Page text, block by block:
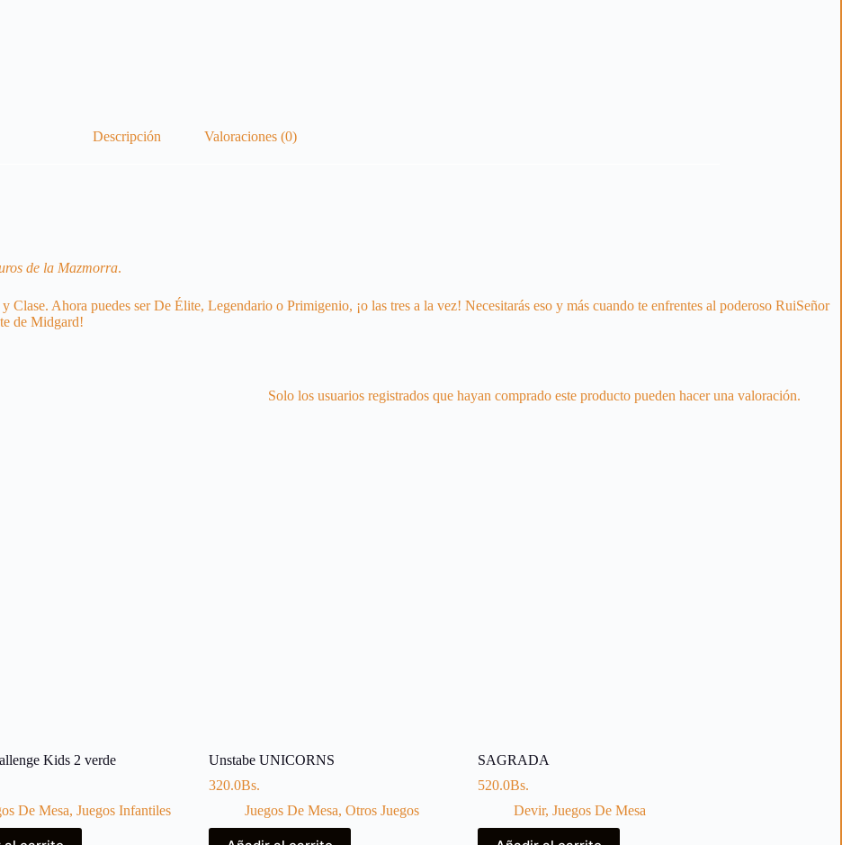
Descripción Valoraciones (0)
de la Mazmorra.
Clase. Ahora puedes ser De Élite, Legendario o Primigenio, ¡o las tres a la vez! Necesitarás eso y más cuando te enfrentes al poderoso RuiSeñor
de Midgard!
Solo los usuarios registrados que hayan comprado este producto pueden hacer una valoración.
Kids 2 verde
De Mesa, Juegos Infantiles
Unstabe UNICORNS
320.0Bs.
Juegos De Mesa, Otros Juegos
SAGRADA
520.0Bs.
Devir, Juegos De Mesa